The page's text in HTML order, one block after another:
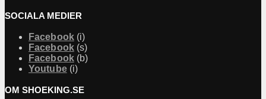
SOCIALA MEDIER
Facebook(i)
Facebook(s)
Facebook(b)
Youtube(i)
OM SHOEKING.SE